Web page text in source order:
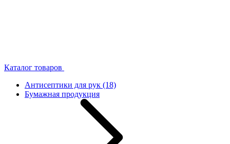
Каталог товаров
Антисептики для рук (18)
Бумажная продукция